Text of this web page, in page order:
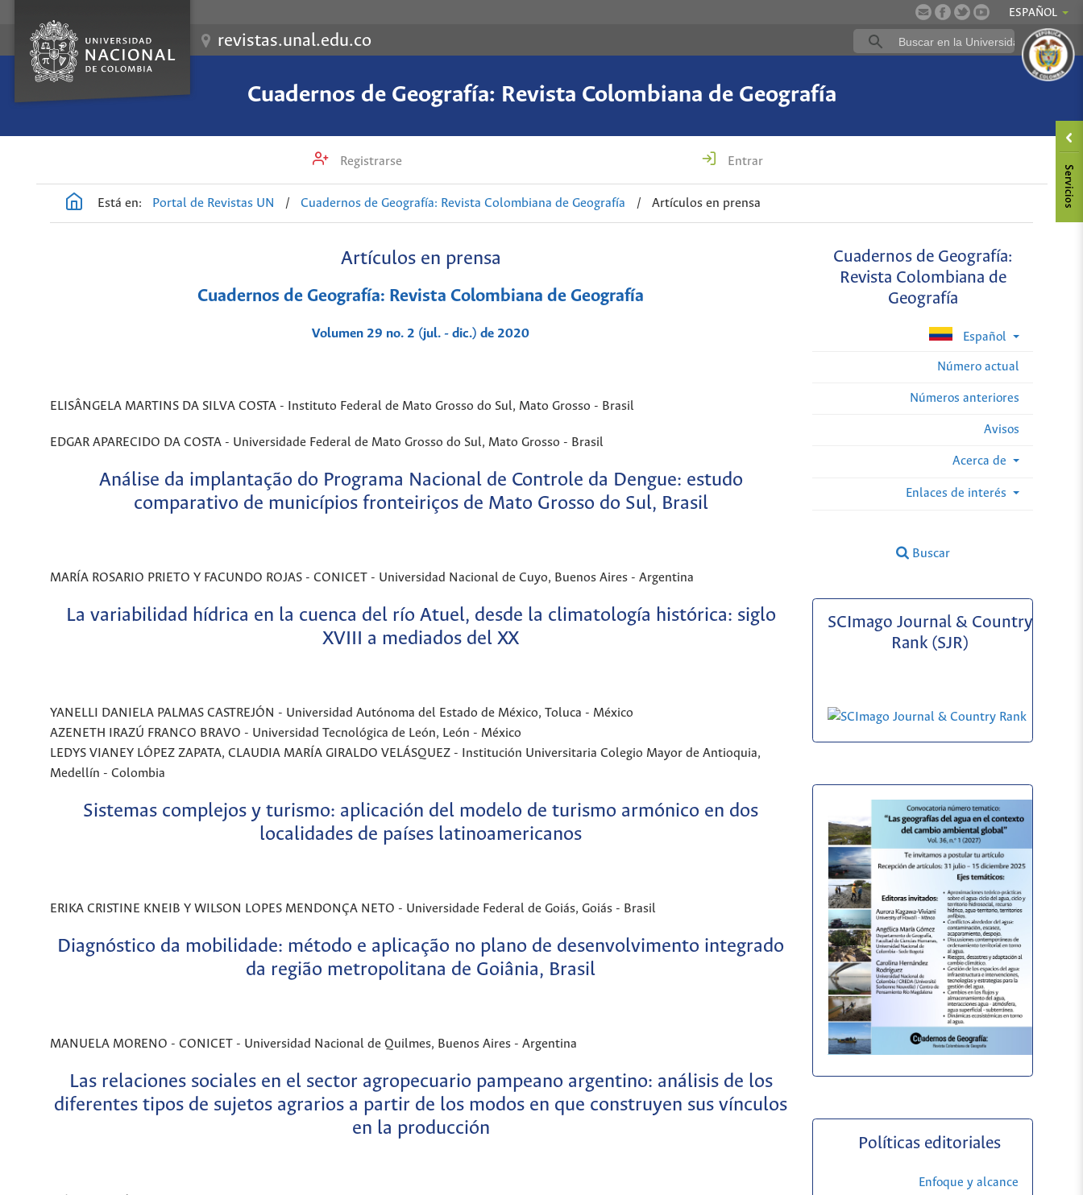
ESPAÑOL
revistas.unal.edu.co
Cuadernos de Geografía: Revista Colombiana de Geografía
Registrarse Entrar
Está en: Portal de Revistas UN / Cuadernos de Geografía: Revista Colombiana de Geografía / Artículos en prensa
Cuadernos de Geografía:
Revista Colombiana de
Geografía
Español
Número actual
Números anteriores
Avisos
Acerca de
Enlaces de interés
Buscar
Artículos en prensa
Cuadernos de Geografía: Revista Colombiana de Geografía
Volumen 29 no. 2 (jul. - dic.) de 2020
ELISÂNGELA MARTINS DA SILVA COSTA - Instituto Federal de Mato Grosso do Sul, Mato Grosso - Brasil
EDGAR APARECIDO DA COSTA - Universidade Federal de Mato Grosso do Sul, Mato Grosso - Brasil
Análise da implantação do Programa Nacional de Controle da Dengue: estudo
comparativo de municípios fronteiriços de Mato Grosso do Sul, Brasil
MARÍA ROSARIO PRIETO Y FACUNDO ROJAS - CONICET - Universidad Nacional de Cuyo, Buenos Aires - Argentina
La variabilidad hídrica en la cuenca del río Atuel, desde la climatología histórica: siglo
XVIII a mediados del XX
YANELLI DANIELA PALMAS CASTREJÓN - Universidad Autónoma del Estado de México, Toluca - México
AZENETH IRAZÚ FRANCO BRAVO - Universidad Tecnológica de León, León - México
LEDYS VIANEY LÓPEZ ZAPATA, CLAUDIA MARÍA GIRALDO VELÁSQUEZ - Institución Universitaria Colegio Mayor de Antioquia,
Medellín - Colombia
Sistemas complejos y turismo: aplicación del modelo de turismo armónico en dos
localidades de países latinoamericanos
ERIKA CRISTINE KNEIB Y WILSON LOPES MENDONÇA NETO - Universidade Federal de Goiás, Goiás - Brasil
Diagnóstico da mobilidade: método e aplicação no plano de desenvolvimento integrado
da região metropolitana de Goiânia, Brasil
MANUELA MORENO - CONICET - Universidad Nacional de Quilmes, Buenos Aires - Argentina
Las relaciones sociales en el sector agropecuario pampeano argentino: análisis de los
diferentes tipos de sujetos agrarios a partir de los modos en que construyen sus vínculos
en la producción
SCImago Journal & Country
Rank (SJR)
Políticas editoriales
Enfoque y alcance